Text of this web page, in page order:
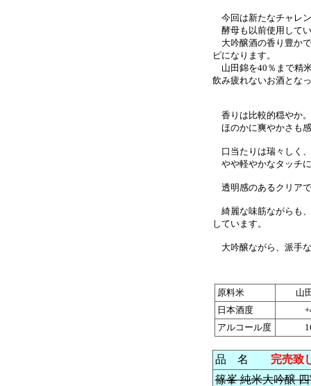
今回は新たなチャレ
酵母も以前使用して
大吟醸酒の香り豊か
ピになります。
山田錦を40％まで精
飲み疲れないお酒とな
香りは比較的穏やか。
ほのかに爽やかさも
口当たりは瑞々しく
やや軽やかなタッチ
透明感のあるクリア
綺麗な味筋ながらも
しています。
大吟醸ながら、派手
原料米
山
日本酒度
アルコール度
品 名 完売致
篠峯 純米大吟醸